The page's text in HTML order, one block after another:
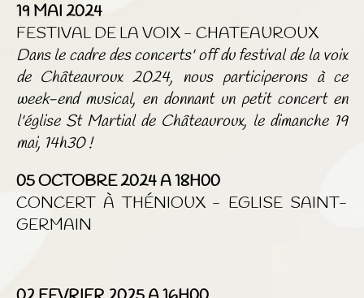
19 MAI 2024
FESTIVAL DE LA VOIX - CHATEAUROUX
Dans le cadre des concerts' off du festival de la voix
de Châteauroux 2024, nous participerons à ce
week-end musical, en donnant un petit concert en
l'église St Martial de Châteauroux, le dimanche 19
mai, 14h30 !
05 OCTOBRE 2024 A 18H00
CONCERT À THÉNIOUX - EGLISE SAINT-
GERMAIN